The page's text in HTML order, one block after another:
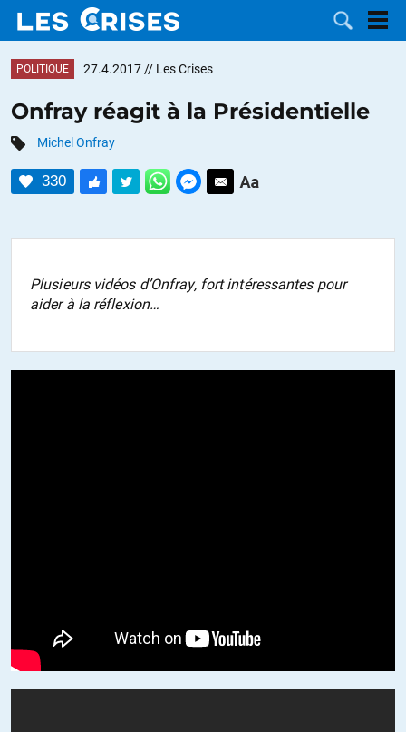
LES
NOUS
POLITIQUE 27.4.2017 // Les Crises
Onfray réagit à la Présidentielle
Michel Onfray
330
Plusieurs vidéos d’Onfray, fort intéressantes pour
aider à la réflexion…